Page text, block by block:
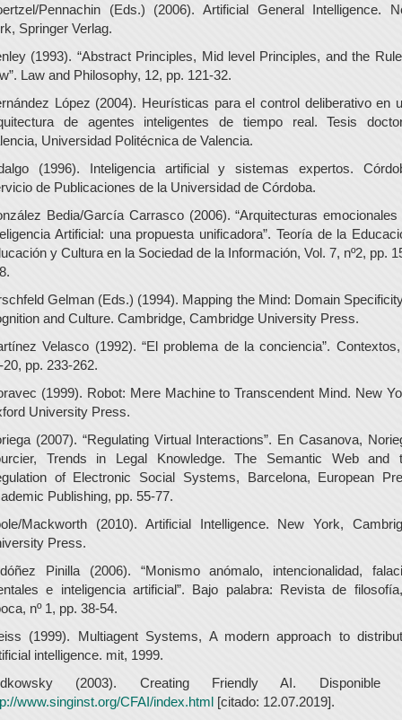
Pennachin (Eds.) (2006). Artificial General Intelligence.
Springer Verlag.
(1993). “Abstract Principles, Mid level Principles, and the
Law and Philosophy, 12, pp. 121-32.
López (2004). Heurísticas para el control deliberativo en
de agentes inteligentes de tiempo real. Tesis
Universidad Politécnica de Valencia.
(1996). Inteligencia artificial y sistemas expertos.
de Publicaciones de la Universidad de Córdoba.
Bedia/García Carrasco (2006). “Arquitecturas emocionales
Artificial: una propuesta unificadora”. Teoría de la
y Cultura en la Sociedad de la Información, Vol. 7, nº2, pp.
Gelman (Eds.) (1994). Mapping the Mind: Domain
and Culture. Cambridge, Cambridge University Press.
Velasco (1992). “El problema de la conciencia”. Contextos,
20, pp. 233-262.
(1999). Robot: Mere Machine to Transcendent Mind. New
University Press.
(2007). “Regulating Virtual Interactions”. En Casanova,
Trends in Legal Knowledge. The Semantic Web and
of Electronic Social Systems, Barcelona, European
Publishing, pp. 55-77.
Mackworth (2010). Artificial Intelligence. New York,
Press.
Pinilla (2006). “Monismo anómalo, intencionalidad,
e inteligencia artificial”. Bajo palabra: Revista de
nº 1, pp. 38-54.
(1999). Multiagent Systems, A modern approach to
intelligence. mit, 1999.
(2003). Creating Friendly AI. Disponible
www.singinst.org/CFAI/index.html [citado: 12.07.2019].